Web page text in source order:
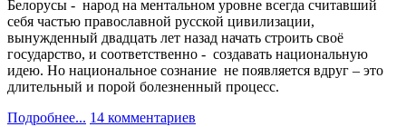
Белорусы - народ на ментальном уровне всегда считавший
себя частью православной русской цивилизации,
вынужденный двадцать лет назад начать строить своё
государство, и соответственно - создавать национальную
идею. Но национальное сознание не появляется вдруг – это
длительный и порой болезненный процесс.
Подробнее... 14 комментариев